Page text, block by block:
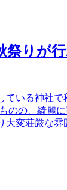
祭りが
ている神社で
のの、綺麗
大変荘厳な雰